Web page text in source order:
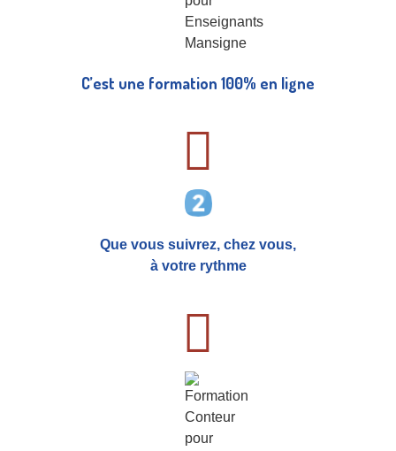
C’est une formation 100% en ligne
Que vous suivrez, chez vous,
à votre rythme